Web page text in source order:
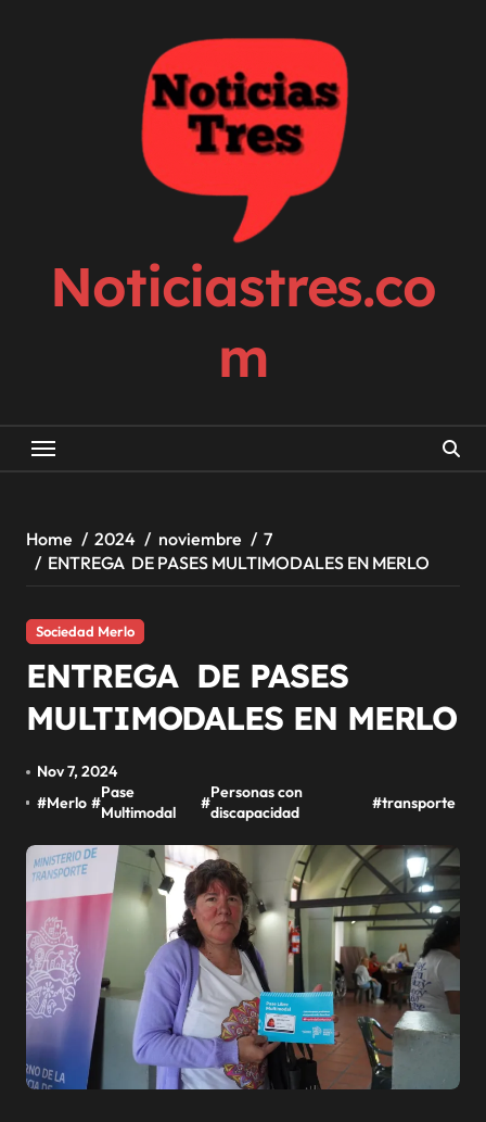
Noticiastres.co
m
Home 2024 noviembre
7
ENTREGA DE PASES MULTIMODALES EN MERLO
Sociedad Merlo
ENTREGA DE PASES
MULTIMODALES EN MERLO
Nov 7, 2024
#Merlo #
Pase
Multimodal
#
Personas con
discapacidad
#transporte